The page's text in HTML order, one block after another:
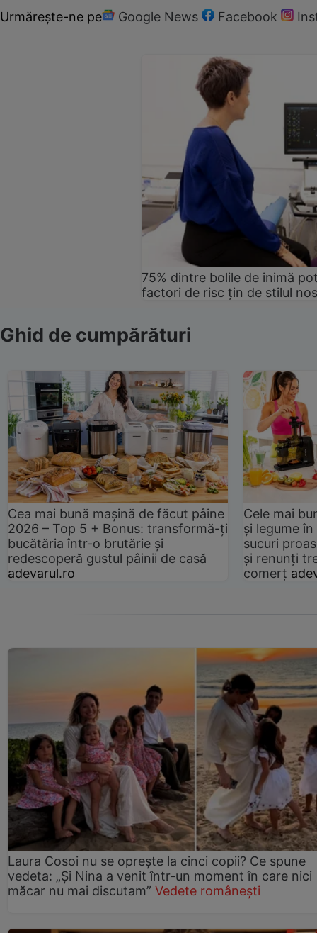
Urmărește-ne pe Google News Facebook
75% dintre bolile de inimă
factori de risc țin de stilul
Ghid de cumpărături
Cea mai bună mașină de făcut pâine
2026 – Top 5 + Bonus: transformă-ți
bucătăria într-o brutărie și
redescoperă gustul pâinii de casă
adevarul.ro
Cele mai
și legume
sucuri
și renunți
comerț
Laura Cosoi nu se oprește la cinci copii? Ce spune
vedeta: „Și Nina a venit într-un moment în care nici
măcar nu mai discutam” Vedete românești